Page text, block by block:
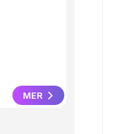
MER